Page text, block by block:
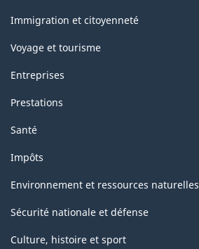
sujets
Immigration et citoyenneté
Voyage et tourisme
Entreprises
Prestations
Santé
Impôts
Environnement et ressources naturelles
Sécurité nationale et défense
Culture, histoire et sport